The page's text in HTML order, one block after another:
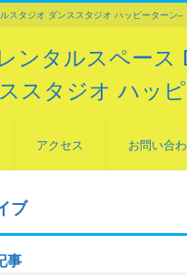
スタジオ ダンススタジオ ハッピーターン
ンタルスペース
スタジオ ハッ
アクセス お問い合
ブ
事